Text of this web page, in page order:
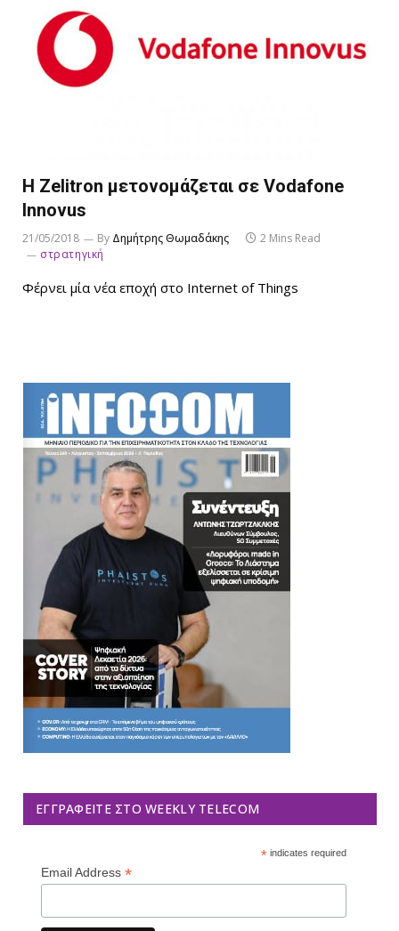
Η Zelitron μετονομάζεται σε Vodafone
Innovus
21/05/2018 By Δημήτρης Θωμαδάκης
2 Mins Read
στρατηγική
Φέρνει μία νέα εποχή στο Internet of Things
ΕΓΓΡΑΦΕΊΤΕ ΣΤΟ WEEKLY TELECOM
*indicates required
Email Address *